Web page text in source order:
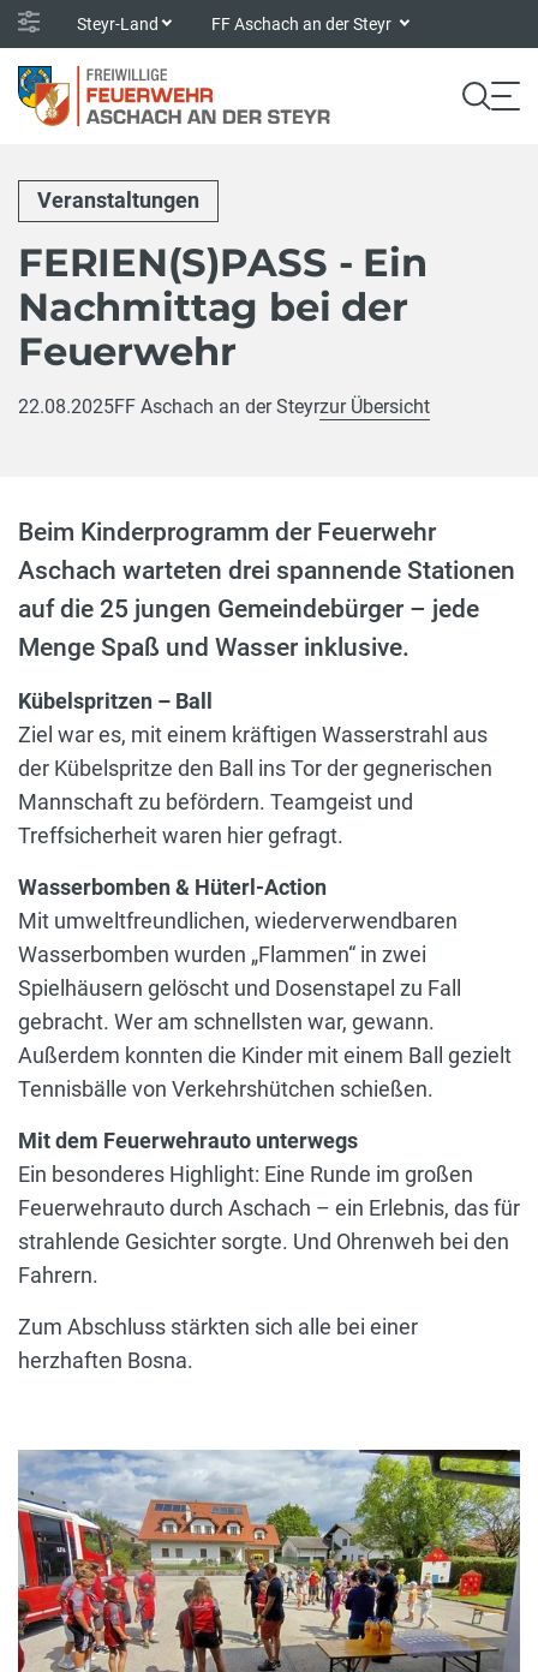
Steyr-Land FF Aschach an der Steyr
Veranstaltungen
FERIEN(S)PASS - Ein
Nachmittag bei der
Feuerwehr
22.08.2025FF Aschach an der Steyrzur Übersicht
Beim Kinderprogramm der Feuerwehr
Aschach warteten drei spannende Stationen
auf die 25 jungen Gemeindebürger – jede
Menge Spaß und Wasser inklusive.
Kübelspritzen – Ball
Ziel war es, mit einem kräftigen Wasserstrahl aus
der Kübelspritze den Ball ins Tor der gegnerischen
Mannschaft zu befördern. Teamgeist und
Treffsicherheit waren hier gefragt.
Wasserbomben & Hüterl-Action
Mit umweltfreundlichen, wiederverwendbaren
Wasserbomben wurden „Flammen“ in zwei
Spielhäusern gelöscht und Dosenstapel zu Fall
gebracht. Wer am schnellsten war, gewann.
Außerdem konnten die Kinder mit einem Ball gezielt
Tennisbälle von Verkehrshütchen schießen.
Mit dem Feuerwehrauto unterwegs
Ein besonderes Highlight: Eine Runde im großen
Feuerwehrauto durch Aschach – ein Erlebnis, das für
strahlende Gesichter sorgte. Und Ohrenweh bei den
Fahrern.
Zum Abschluss stärkten sich alle bei einer
herzhaften Bosna.